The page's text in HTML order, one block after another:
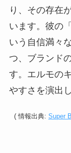
り、その存在
います。彼の
いう自信満々
つ、ブランド
す。エルモの
やすさを演出
(情報出典: Super